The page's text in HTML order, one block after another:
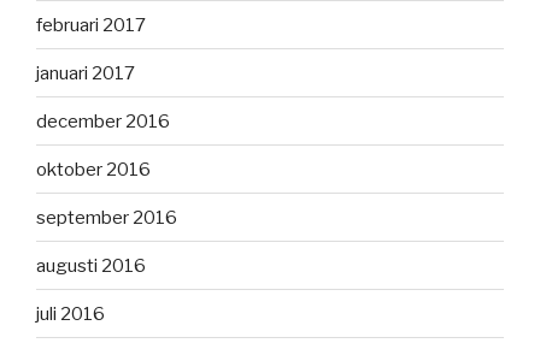
februari 2017
januari 2017
december 2016
oktober 2016
september 2016
augusti 2016
juli 2016